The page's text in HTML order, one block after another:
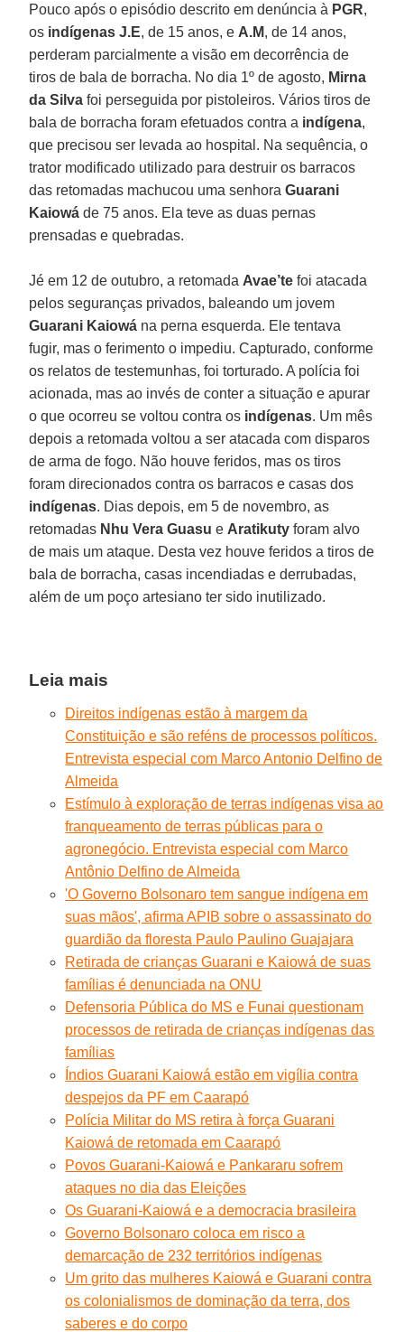
Pouco após o episódio descrito em denúncia à PGR,
os indígenas J.E, de 15 anos, e A.M, de 14 anos,
perderam parcialmente a visão em decorrência de
tiros de bala de borracha. No dia 1º de agosto, Mirna
da Silva foi perseguida por pistoleiros. Vários tiros de
bala de borracha foram efetuados contra a indígena,
que precisou ser levada ao hospital. Na sequência, o
trator modificado utilizado para destruir os barracos
das retomadas machucou uma senhoraGuarani
Kaiowá de 75 anos. Ela teve as duas pernas
prensadas e quebradas.
Jé em 12 de outubro, a retomada Avae’te foi atacada
pelos seguranças privados, baleando um jovem
Guarani Kaiowá na perna esquerda. Ele tentava
fugir, mas o ferimento o impediu. Capturado, conforme
os relatos de testemunhas, foi torturado. A polícia foi
acionada, mas ao invés de conter a situação e apurar
o que ocorreu se voltou contra os indígenas. Um mês
depois a retomada voltou a ser atacada com disparos
de arma de fogo. Não houve feridos, mas os tiros
foram direcionados contra os barracos e casas dos
indígenas. Dias depois, em 5 de novembro, as
retomadas Nhu Vera Guasu e Aratikuty foram alvo
de mais um ataque. Desta vez houve feridos a tiros de
bala de borracha, casas incendiadas e derrubadas,
além de um poço artesiano ter sido inutilizado.
Leia mais
Direitos indígenas estão à margem da
Constituição e são reféns de processos políticos.
Entrevista especial com Marco Antonio Delfino de
Almeida
Estímulo à exploração de terras indígenas visa ao
franqueamento de terras públicas para o
agronegócio. Entrevista especial com Marco
Antônio Delfino de Almeida
'O Governo Bolsonaro tem sangue indígena em
suas mãos', afirma APIB sobre o assassinato do
guardião da floresta Paulo Paulino Guajajara
Retirada de crianças Guarani e Kaiowá de suas
famílias é denunciada na ONU
Defensoria Pública do MS e Funai questionam
processos de retirada de crianças indígenas das
famílias
Índios Guarani Kaiowá estão em vigília contra
despejos da PF em Caarapó
Polícia Militar do MS retira à força Guarani
Kaiowá de retomada em Caarapó
Povos Guarani-Kaiowá e Pankararu sofrem
ataques no dia das Eleições
Os Guarani-Kaiowá e a democracia brasileira
Governo Bolsonaro coloca em risco a
demarcação de 232 territórios indígenas
Um grito das mulheres Kaiowá e Guarani contra
os colonialismos de dominação da terra, dos
saberes e do corpo